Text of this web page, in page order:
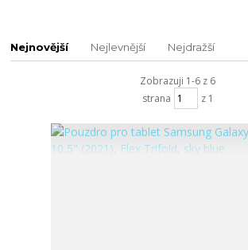
Nejnovější Nejlevnější Nejdražší
Zobrazuji 1-6 z 6
strana
z 1